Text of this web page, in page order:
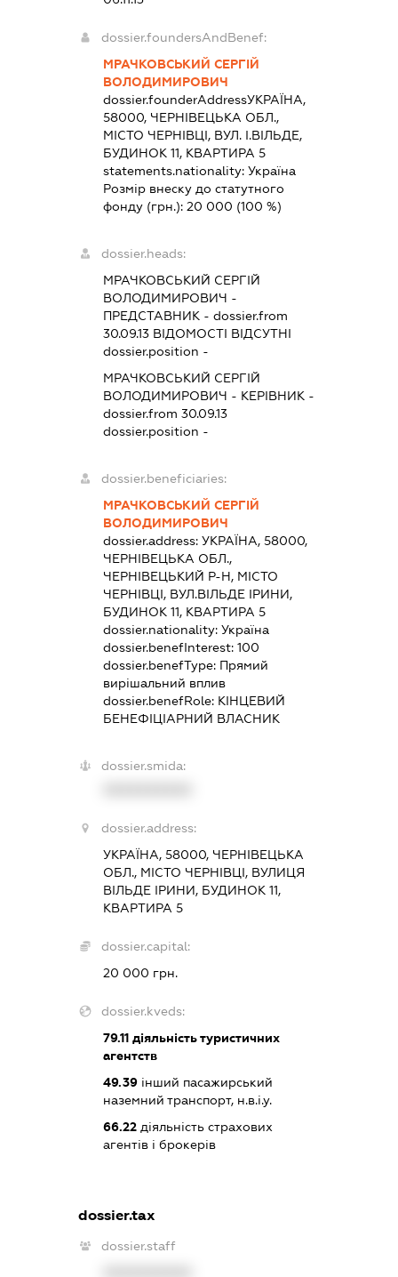
dossier.foundersAndBenef:
МРАЧКОВСЬКИЙ СЕРГІЙ
ВОЛОДИМИРОВИЧ
dossier.founderAddressУКРАЇНА,
58000, ЧЕРНІВЕЦЬКА ОБЛ.,
МІСТО ЧЕРНІВЦІ, ВУЛ. І.ВІЛЬДЕ,
БУДИНОК 11, КВАРТИРА 5
statements.nationality:Україна
Розмір внеску до статутного
фонду (грн.):20 000 (100 %)
dossier.heads:
МРАЧКОВСЬКИЙ СЕРГІЙ
ВОЛОДИМИРОВИЧ -
ПРЕДСТАВНИК - dossier.from
30.09.13 ВІДОМОСТІ ВІДСУТНІ
dossier.position -
МРАЧКОВСЬКИЙ СЕРГІЙ
ВОЛОДИМИРОВИЧ - КЕРІВНИК -
dossier.from 30.09.13
dossier.position -
dossier.beneficiaries:
МРАЧКОВСЬКИЙ СЕРГІЙ
ВОЛОДИМИРОВИЧ
dossier.address:УКРАЇНА, 58000,
ЧЕРНІВЕЦЬКА ОБЛ.,
ЧЕРНІВЕЦЬКИЙ Р-Н, МІСТО
ЧЕРНІВЦІ, ВУЛ.ВІЛЬДЕ ІРИНИ,
БУДИНОК 11, КВАРТИРА 5
dossier.nationality:Україна
dossier.benefInterest:100
dossier.benefType: Прямий
вирішальний вплив
dossier.benefRole: КІНЦЕВИЙ
БЕНЕФІЦІАРНИЙ ВЛАСНИК
dossier.smida:
dossier.address:
УКРАЇНА, 58000, ЧЕРНІВЕЦЬКА
ОБЛ., МІСТО ЧЕРНІВЦІ, ВУЛИЦЯ
ВІЛЬДЕ ІРИНИ, БУДИНОК 11,
КВАРТИРА 5
dossier.capital:
20 000 грн.
dossier.kveds:
79.11 діяльність туристичних
агентств
49.39 інший пасажирський
наземний транспорт, н.в.і.у.
66.22 діяльність страхових
агентів і брокерів
dossier.tax
dossier.staff